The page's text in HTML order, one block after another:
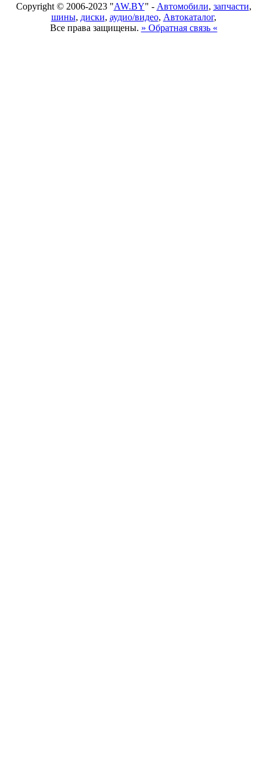
Copyright © 2006-2023 "AW.BY" - Автомобили, запчасти,
шины, диски, аудио/видео, Автокаталог,
Все права защищены. » Обратная связь «